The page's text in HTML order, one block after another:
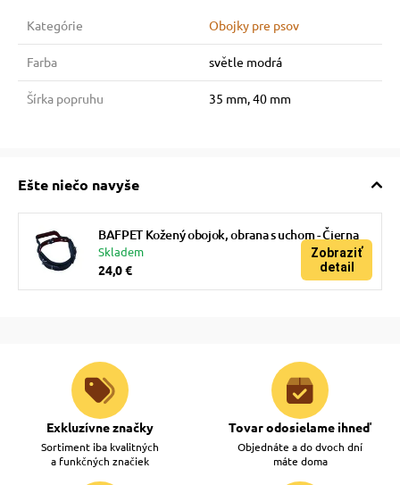
Kategórie Obojky pre psov
Farba světle modrá
Šírka popruhu 35 mm, 40 mm
Ešte niečo navyše
BAFPET Kožený obojok, obrana s uchom - Čierna
Skladem
24,0 €
Zobraziť
detail
Exkluzívne značky
Sortiment iba kvalitných
a funkčných značiek
Tovar odosielame ihneď
Objednáte a do dvoch dní
máte doma